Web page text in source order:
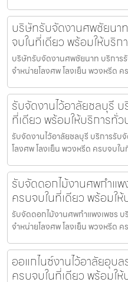
บริษัทรับจัดงานศพชัยนา
จบในที่เดียว พร้อมให้บริก
บริษัทรับจัดงานศพชัยนาท บริกา
จำหน่ายโลงศพ โลงเย็น พวงหรีด
รับจัดงานไว้อาลัยชลบุรี
ที่เดียว พร้อมให้บริการทั่ว
รับจัดงานไว้อาลัยชลบุรี บริการรั
โลงศพ โลงเย็น พวงหรีด ครบจบใ
รับจัดดอกไม้งานศพกำแ
ครบจบในที่เดียว พร้อมใ
รับจัดดอกไม้งานศพกำแพงเพชร
จำหน่ายโลงศพ โลงเย็น พวงหรีด
ออแกไนซ์งานไว้อาลัยอุบ
ครบจบในที่เดียว พร้อมใ